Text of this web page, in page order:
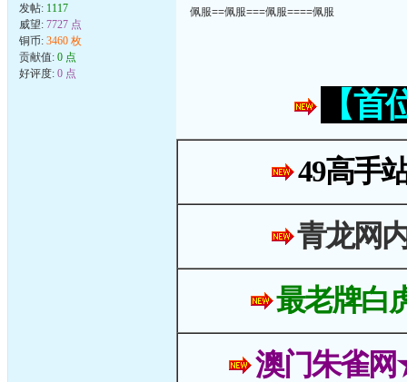
发帖: 1117
威望: 7727 点
铜币: 3460 枚
贡献值: 0 点
好评度: 0 点
佩服==佩服===佩服====佩服
【
49高手
青龙网
最老牌白
澳门朱雀